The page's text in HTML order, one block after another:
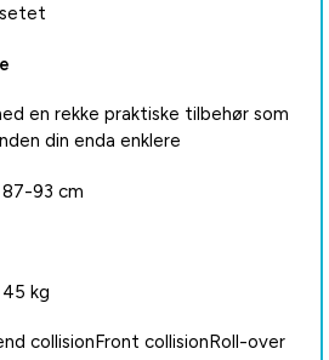
en rekke praktiske tilbehør som
din enda enklere
87-93 cm
kg
collisionFront collisionRoll-over